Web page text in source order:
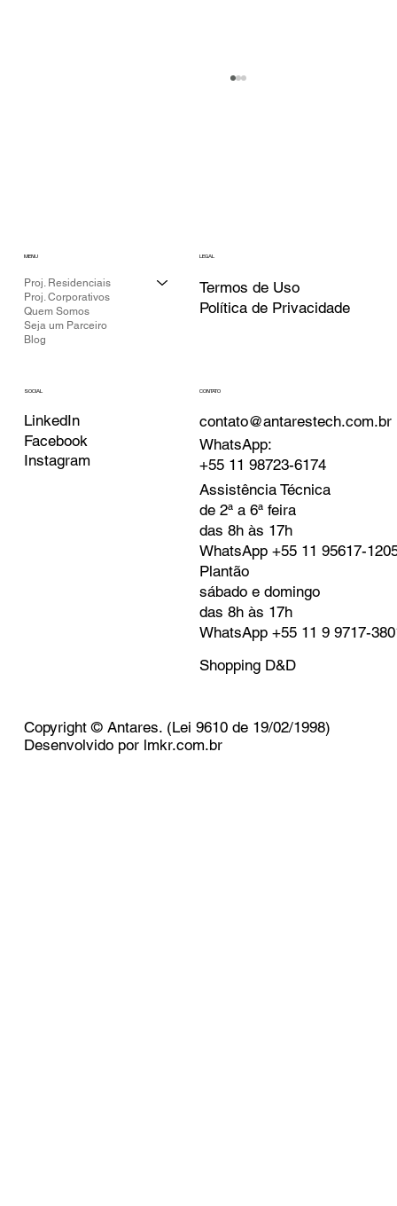
SAVANT HOME: SOM AMBIENTE,
CLIMATIZAÇÃO E PERSIANAS
INTEGRADAS
Proj. Residenciais
Proj. Corporativos
Quem Somos
Seja um Parceiro
Blog
MENU LEGAL
Política de Privacidade
Termos de Uso
SOCIAL
LinkedIn
Facebook
Instagram
CONTATO
contato@antarestech.com.br
WhatsApp:
+55 11 98723-6174
Assistência Técnica
de 2ª a 6ª feira
das 8h às 17h
WhatsApp +55 11 95617-
Plantão
sábado e domingo
das 8h às 17h
WhatsApp +55 11 9 9717-
Shopping D&D
Copyright © Antares. (Lei 9610 de 19/02/1998)
Desenvolvido por lmkr.com.br